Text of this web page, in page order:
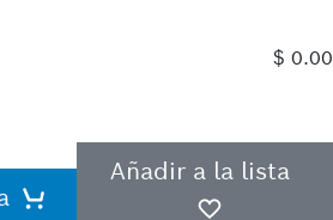
$ 0.00
Añadir a la lista